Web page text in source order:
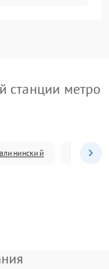
станции метро